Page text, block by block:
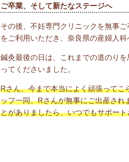
ご卒業、そして新たなステージへ
その後、不妊専門クリニックを無事
をご利用いただき、奈良県の産婦人科
鍼灸最後の日は、これまでの道のり
ってくださいました。
Rさん、今まで本当によく頑張って
ッフ一同、Rさんが無事にご出産さ
とがありましたら、いつでもサポー